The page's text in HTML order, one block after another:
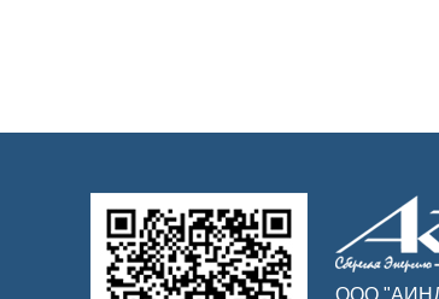
ООО